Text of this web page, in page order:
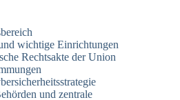
wichtige Einrichtungen
Rechtsakte der Union
und zentrale